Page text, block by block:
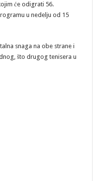
će odigrati 56.
u nedelju od 15
snaga na obe strane i
što drugog tenisera u